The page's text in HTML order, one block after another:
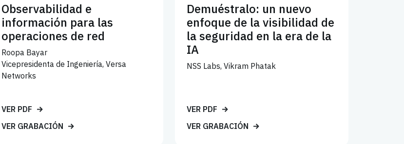
Observabilidad e
información para las
operaciones de red
Roopa Bayar
Vicepresidenta de Ingeniería, Versa
Networks
VER PDF
VER GRABACIÓN
Demuéstralo: un nuevo
enfoque de la visibilidad de
la seguridad en la era de la
IA
NSS Labs, Vikram Phatak
VER PDF
VER GRABACIÓN